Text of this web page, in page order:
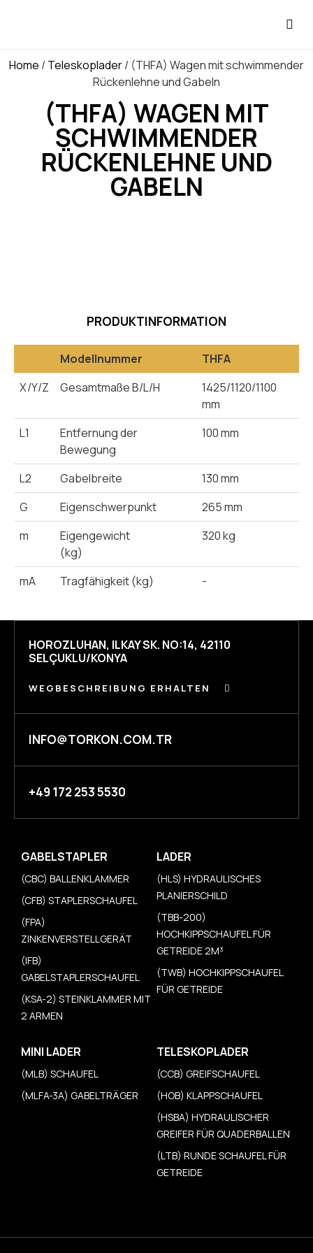
Home / Teleskoplader/ (THFA) Wagen mit schwimmender
Rückenlehne und Gabeln
(THFA) WAGEN MIT
SCHWIMMENDER
RÜCKENLEHNE UND
GABELN
PRODUKTINFORMATION
Modellnummer
THFA
X/Y/Z
Gesamtmaße B/L/H
1425/1120/1100
mm
L1
Entfernung der
Bewegung
100 mm
L2 Gabelbreite
130 mm
G
Eigenschwerpunkt
265 mm
m
Eigengewicht
(kg)
320 kg
mA Tragfähigkeit (kg) -
HOROZLUHAN, ILKAY SK. NO:14, 42110
SELÇUKLU/KONYA
WEGBESCHREIBUNG ERHALTEN
INFO@TORKON.COM.TR
+49 172 253 5530
GABELSTAPLER
(CBC) BALLENKLAMMER
(CFB) STAPLERSCHAUFEL
(FPA)
ZINKENVERSTELLGERÄT
(IFB)
GABELSTAPLERSCHAUFEL
(KSA-2) STEINKLAMMER MIT
2 ARMEN
LADER
(HLS) HYDRAULISCHES
PLANIERSCHILD
(TBB-200)
HOCHKIPPSCHAUFEL FÜR
GETREIDE 2M³
(TWB) HOCHKIPPSCHAUFEL
FÜR GETREIDE
MINI LADER
(MLB) SCHAUFEL
(MLFA-3A) GABELTRÄGER
TELESKOPLADER
(CCB) GREIFSCHAUFEL
(HOB) KLAPPSCHAUFEL
(HSBA) HYDRAULISCHER
GREIFER FÜR QUADERBALLEN
(LTB) RUNDE SCHAUFEL FÜR
GETREIDE